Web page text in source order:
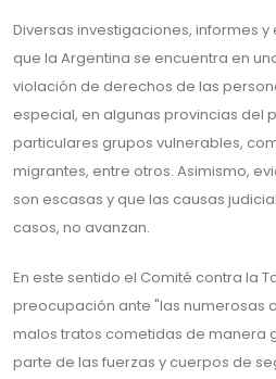
Diversas investigaciones, informes
que la Argentina se encuentra en
violación de derechos de las
especial, en algunas provincias del
particulares grupos vulnerables,
migrantes, entre otros. Asimismo,
son escasas y que las causas
casos, no avanzan.
En este sentido el Comité contra la
preocupación ante "las numerosas
malos tratos cometidas de manera
parte de las fuerzas y cuerpos de